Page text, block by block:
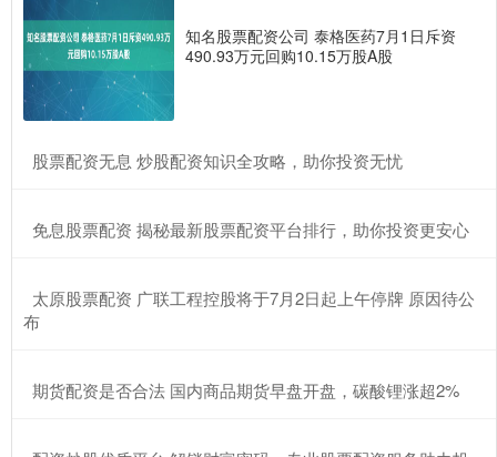
知名股票配资公司 泰格医药7月1日斥资
490.93万元回购10.15万股A股
​股票配资无息 炒股配资知识全攻略，助你投资无忧
​免息股票配资 揭秘最新股票配资平台排行，助你投资更安心
​太原股票配资 广联工程控股将于7月2日起上午停牌 原因待公
布
​期货配资是否合法 国内商品期货早盘开盘，碳酸锂涨超2%